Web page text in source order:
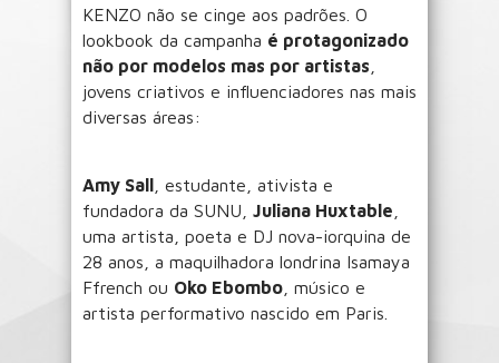
KENZO não se cinge aos padrões. O
lookbook da campanha é protagonizado
não por modelos mas por artistas
jovens criativos e influenciadores nas mais
diversas áreas:
Amy Sall , estudante, ativista e
fundadora da SUNU, Juliana Huxtable
uma artista, poeta e DJ nova-iorquina de
28 anos, a maquilhadora londrina Isamaya
Ffrench ou Oko Ebombo , músico e
artista performativo nascido em Paris.